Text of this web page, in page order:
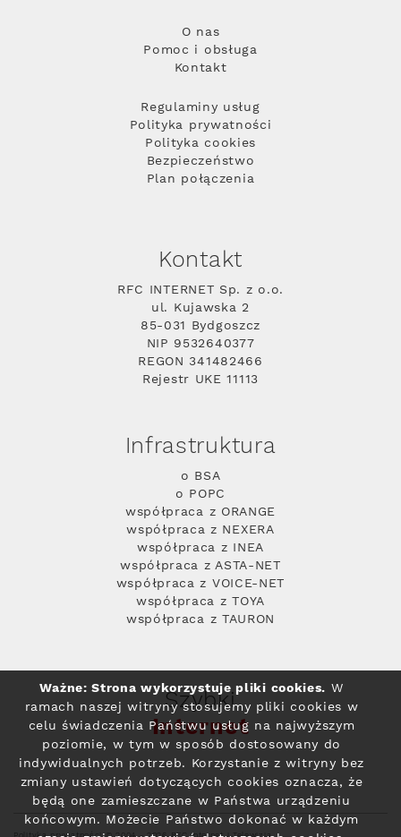
O nas
Pomoc i obsługa
Kontakt
Regulaminy usług
Polityka prywatności
Polityka cookies
Bezpieczeństwo
Plan połączenia
Kontakt
RFC INTERNET Sp. z o.o.
ul. Kujawska 2
85-031 Bydgoszcz
NIP 9532640377
REGON 341482466
Rejestr UKE 11113
Infrastruktura
o BSA
o POPC
współpraca z ORANGE
współpraca z NEXERA
współpraca z INEA
współpraca z ASTA-NET
współpraca z VOICE-NET
współpraca z TOYA
współpraca z TAURON
Szybki
Internet
Ważne: Strona wykorzystuje pliki cookies. W
ramach naszej witryny stosujemy pliki cookies w
celu świadczenia Państwu usług na najwyższym
poziomie, w tym w sposób dostosowany do
indywidualnych potrzeb. Korzystanie z witryny bez
zmiany ustawień dotyczących cookies oznacza, że
będą one zamieszczane w Państwa urządzeniu
końcowym. Możecie Państwo dokonać w każdym